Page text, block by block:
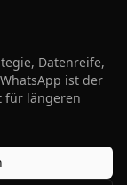
Datenreife,
ist der
für längeren